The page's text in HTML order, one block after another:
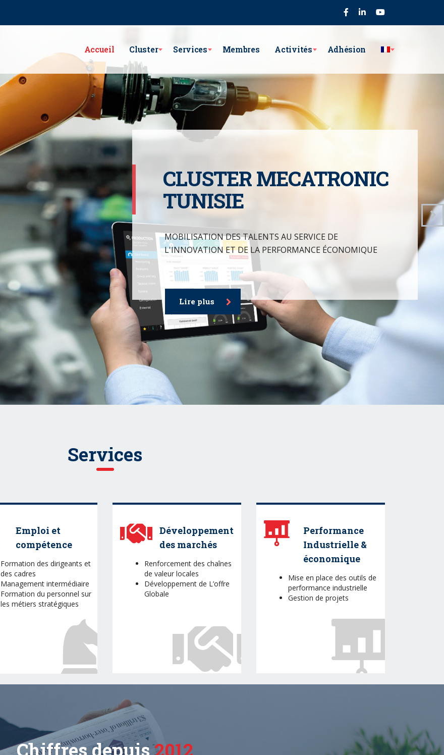
Accueil Cluster Services Membres Activités Adhésion
CLUSTER MECATRONIC
TUNISIE
MOBILISATION DES TALENTS AU SERVICE DE
L'INNOVATION ET DE LA PERFORMANCE ÉCONOMIQUE
Lire plus
Services
Emploi et
compétence
Formation des dirigeants et
des cadres
Management intermédiaire
Formation du personnel sur
les métiers stratégiques
Développement
des marchés
Renforcement des chaînes
de valeur locales
Développement de L’offre
Globale
Performance
Industrielle &
économique
Mise en place des outils de
performance industrielle
Gestion de projets
Chiffres depuis2012